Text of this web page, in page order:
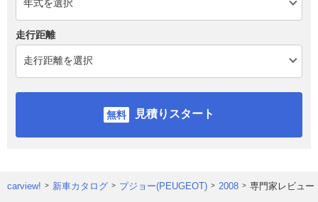
走行距離
見積りスタート
carview! 新車カタログ プジョー(PEUGEOT) 2008 専門家レビュー